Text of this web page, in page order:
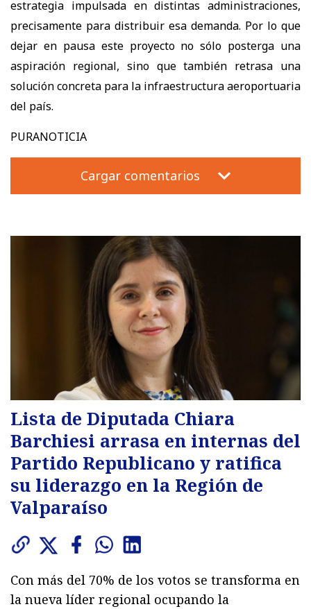
estrategia impulsada en distintas administraciones,
precisamente para distribuir esa demanda. Por lo que
dejar en pausa este proyecto no sólo posterga una
aspiración regional, sino que también retrasa una
solución concreta para la infraestructura aeroportuaria
del país.
PURANOTICIA
Cargar comentarios
Lista de Diputada Chiara
Barchiesi arrasa en internas del
Partido Republicano y ratifica
su liderazgo en la Región de
Valparaíso
Con más del 70% de los votos se transforma en
la nueva líder regional ocupando la